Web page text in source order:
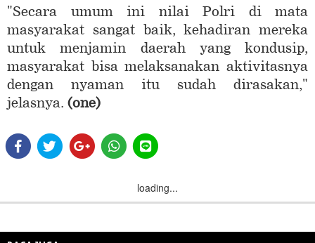
"Secara umum ini nilai Polri di mata
masyarakat sangat baik, kehadiran mereka
untuk menjamin daerah yang kondusip,
masyarakat bisa melaksanakan aktivitasnya
dengan nyaman itu sudah dirasakan,"
jelasnya. (one)
loading...